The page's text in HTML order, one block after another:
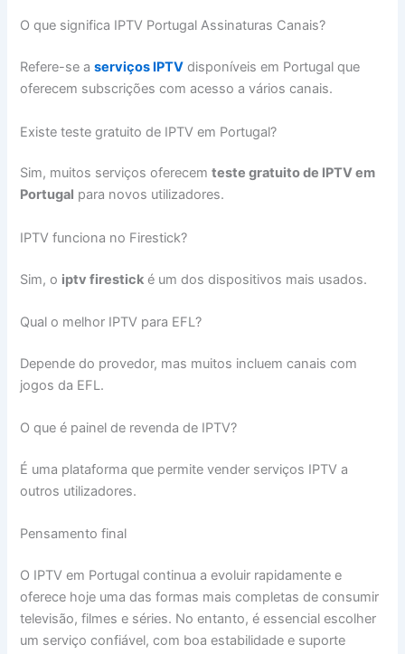
O que significa IPTV Portugal Assinaturas Canais?
Refere-se aserviços IPTV disponíveis em Portugal que
oferecem subscrições com acesso a vários canais.
Existe teste gratuito de IPTV em Portugal?
Sim, muitos serviços oferecemteste gratuito de IPTV em
Portugal para novos utilizadores.
IPTV funciona no Firestick?
Sim, o iptv firestick é um dos dispositivos mais usados.
Qual o melhor IPTV para EFL?
Depende do provedor, mas muitos incluem canais com
jogos da EFL.
O que é painel de revenda de IPTV?
É uma plataforma que permite vender serviços IPTV a
outros utilizadores.
Pensamento final
O IPTV em Portugal continua a evoluir rapidamente e
oferece hoje uma das formas mais completas de consumir
televisão, filmes e séries. No entanto, é essencial escolher
um serviço confiável, com boa estabilidade e suporte